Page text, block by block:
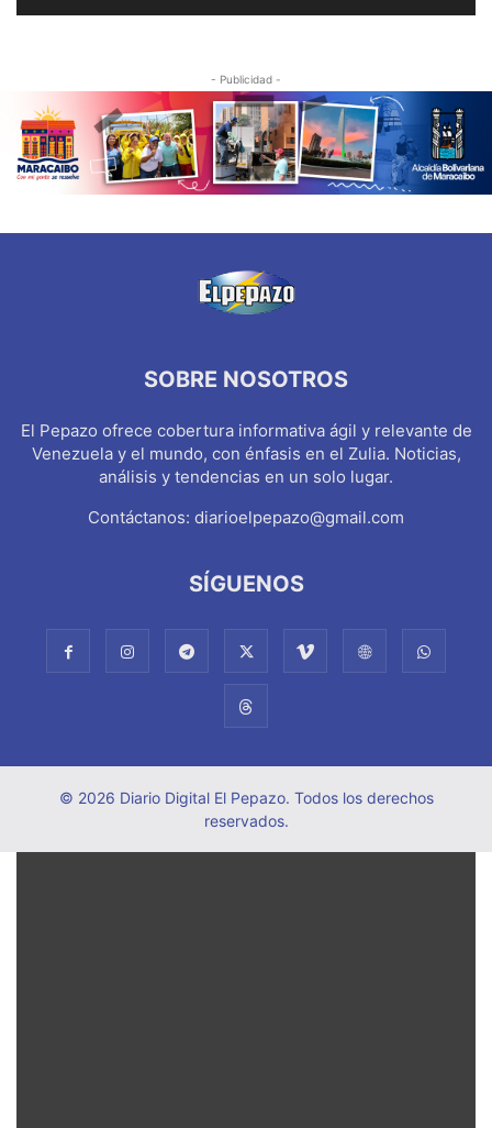
- Publicidad -
SOBRE NOSOTROS
El Pepazo ofrece cobertura informativa ágil y relevante de
Venezuela y el mundo, con énfasis en el Zulia. Noticias,
análisis y tendencias en un solo lugar.
Contáctanos: diarioelpepazo@gmail.com
SÍGUENOS
© 2026 Diario Digital El Pepazo. Todos los derechos
reservados.